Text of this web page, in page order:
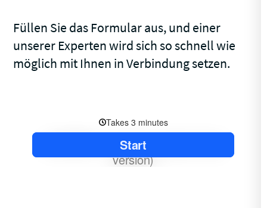
Füllen Sie das Formular aus, und einer
unserer Experten wird sich so schnell wie
möglich mit Ihnen in Verbindung setzen.